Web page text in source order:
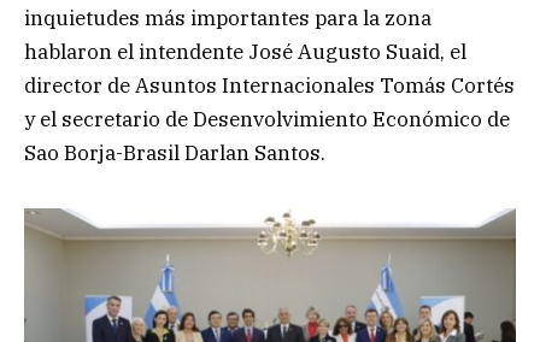
inquietudes más importantes para la zona
hablaron el intendente José Augusto Suaid, el
director de Asuntos Internacionales Tomás Cortés
y el secretario de Desenvolvimiento Económico de
Sao Borja-Brasil Darlan Santos.